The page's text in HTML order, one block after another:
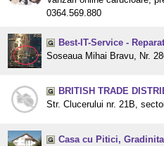
0364.569.880
Best-IT-Service -
Soseaua Mihai Bravu, Nr.
BRITISH TRADE
Str. Clucerului nr. 21B,
Casa cu Pitici,